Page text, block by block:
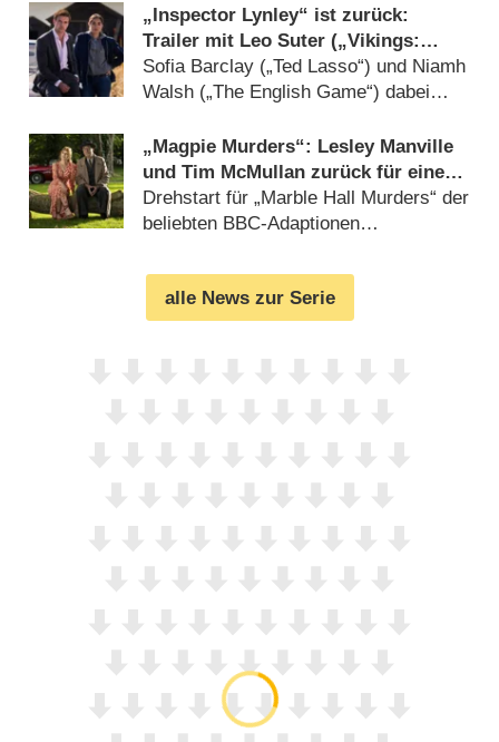
„Inspector Lynley“ ist zurück:
Trailer mit Leo Suter („Vikings:
Valhalla“) stellt neue britische
Krimiserie vor
Sofia Barclay („Ted Lasso“) und Niamh
Walsh („The English Game“) dabei
„Magpie Murders“: Lesley Manville
und Tim McMullan zurück für einen
dritten Teil der Krimireihe
Drehstart für „Marble Hall Murders“ der
beliebten BBC-Adaptionen
alle News zur Serie